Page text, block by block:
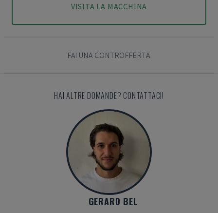
VISITA LA MACCHINA
FAI UNA CONTROFFERTA
HAI ALTRE DOMANDE? CONTATTACI!
GERARD BEL